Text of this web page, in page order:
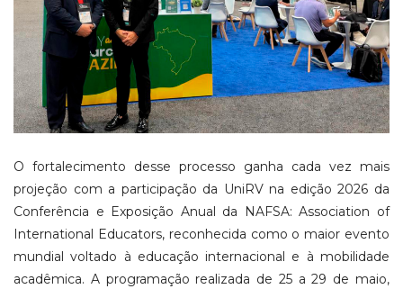
O fortalecimento desse processo ganha cada vez mais
projeção com a participação da UniRV na edição 2026 da
Conferência e Exposição Anual da NAFSA: Association of
International Educators, reconhecida como o maior evento
mundial voltado à educação internacional e à mobilidade
acadêmica. A programação realizada de 25 a 29 de maio,